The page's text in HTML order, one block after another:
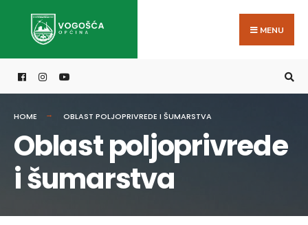
MENU
HOME OBLAST POLJOPRIVREDE I ŠUMARSTVA
Oblast poljoprivrede
i šumarstva